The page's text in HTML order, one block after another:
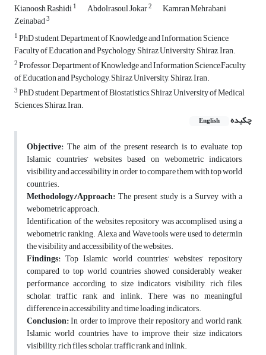
Kianoosh Rashidi1 Abdolrasoul Jokar2 Kamran Mehrabani
Zeinabad3
1PhD student, Department of Knowledge and Information Science,
Faculty of Education and Psychology, Shiraz University, Shiraz, Iran.
2Professor, Department of Knowledge and Information Science,Faculty
of Education and Psychology, Shiraz University, Shiraz, Iran.
3PhD student, Department of Biostatistics, Shiraz University of Medical
Sciences, Shiraz, Iran.
چکیده
English
Objective: The aim of the present research is to evaluate top
Islamic countries’ websites based on webometric indicators,
visibility and accessibility in order to compare them with top world
countries.
Methodology/Approach:The present study is a Survey with a
webometric approach.
Identification of the websites repository was accomplised using a
webometric ranking. Alexa and Wave tools were used to determin
the visibility and accessibility of the websites.
Findings: Top Islamic world countries’ websites’ repository
compared to top world countries showed considerably weaker
performance according to size indicators, visibility, rich files,
scholar, traffic rank and inlink. There was no meaningful
difference in accessibility and time loading indicators.
Conclusion:In order to improve their repository and world rank,
Islamic world countries have to improve their size indicators,
visibility, rich files, scholar, traffic rank and inlink.